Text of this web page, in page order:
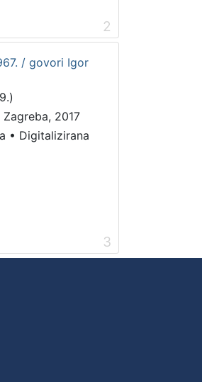
2
/ govori Igor
2017
• Digitalizirana
3